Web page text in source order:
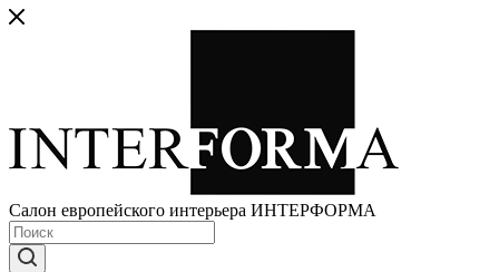
Салон европейского интерьера ИНТЕРФОРМА